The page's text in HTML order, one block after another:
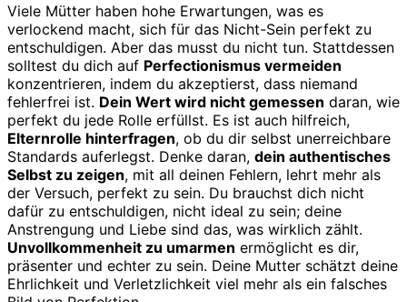
Viele Mütter haben hohe Erwartungen, was es
verlockend macht, sich für das Nicht-Sein perfekt zu
entschuldigen. Aber das musst du nicht tun. Stattdessen
solltest du dich auf Perfectionismus vermeiden
konzentrieren, indem du akzeptierst, dass niemand
fehlerfrei ist. Dein Wert wird nicht gemessen daran, wie
perfekt du jede Rolle erfüllst. Es ist auch hilfreich,
Elternrolle hinterfragen, ob du dir selbst unerreichbare
Standards auferlegst. Denke daran, dein authentisches
Selbst zu zeigen, mit all deinen Fehlern, lehrt mehr als
der Versuch, perfekt zu sein. Du brauchst dich nicht
dafür zu entschuldigen, nicht ideal zu sein; deine
Anstrengung und Liebe sind das, was wirklich zählt.
Unvollkommenheit zu umarmen ermöglicht es dir,
präsenter und echter zu sein. Deine Mutter schätzt deine
Ehrlichkeit und Verletzlichkeit viel mehr als ein falsches